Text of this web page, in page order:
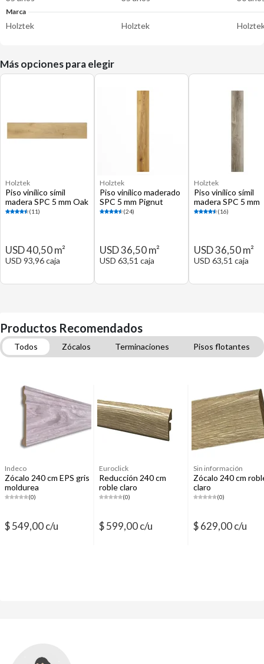
Marca
Holztek Holztek
Más opciones para elegir
Holztek
Piso vinílico símil
madera SPC 5 mm Oak
XL café mate 2.32 m2
(11)
USD 40,50 m²
USD 93,96 caja
Holztek
Piso vinílico maderado
SPC 5 mm Pignut
Hickor café mate 1.74
(24)
USD 36,50 m²
USD 63,51 caja
Holztek
Piso vinílico símil
madera SPC 5 mm
Pelican beige mate
(16)
USD 36,50 m²
USD 63,51 caja
Productos Recomendados
Todos Zócalos Terminaciones
Pisos flotantes
Organizadores para muebles de cocina
Indeco
Zócalo 240 cm EPS gris
moldurea
(0)
$ 549,00 c/u
Euroclick
Reducción 240 cm
roble claro
(0)
$ 599,00 c/u
Sin información
Zócalo 240 cm
claro
(0)
$ 629,00 c/u